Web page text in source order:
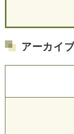
アーカイ